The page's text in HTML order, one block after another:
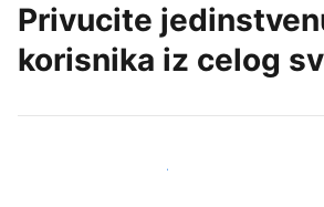
Privucite
korisnika iz celog
Privucite nove goste već danas